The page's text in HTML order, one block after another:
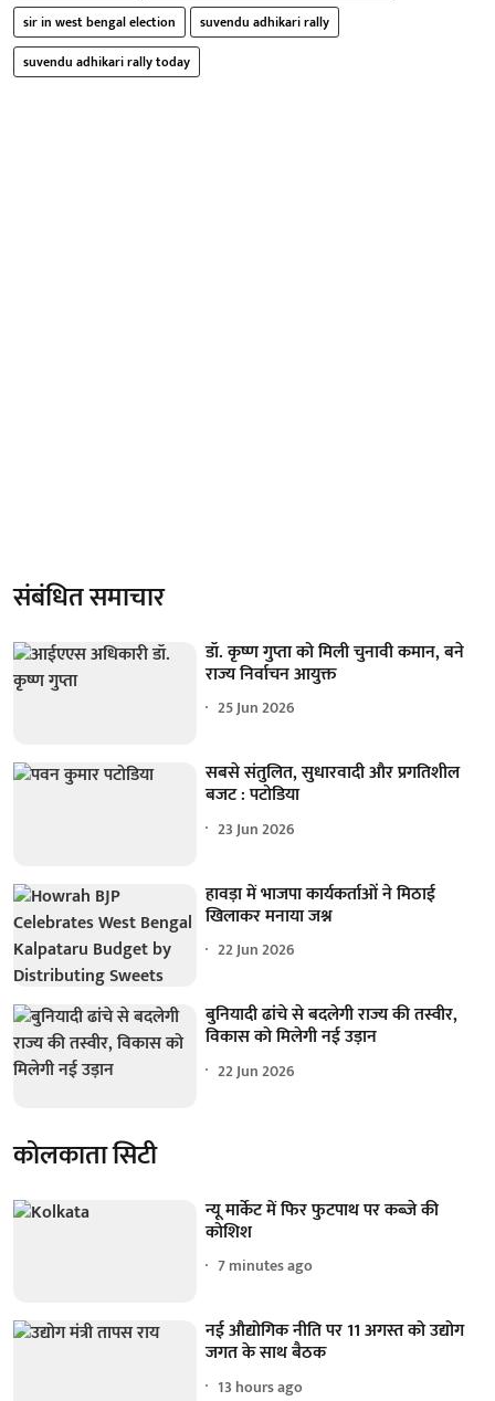
sir in west bengal election
suvendu adhikari rally
suvendu adhikari rally today
संबंधित समाचार
डॉ. कृष्ण गुप्ता को मिली चुनावी कमान, बने
राज्य निर्वाचन आयुक्त
25 Jun 2026
सबसे संतुलित, सुधारवादी और प्रगतिशील
बजट : पटोडिया
23 Jun 2026
हावड़ा में भाजपा कार्यकर्ताओं ने मिठाई
खिलाकर मनाया जश्न
22 Jun 2026
बुनियादी ढांचे से बदलेगी राज्य की तस्वीर,
विकास को मिलेगी नई उड़ान
22 Jun 2026
कोलकाता सिटी
न्यू मार्केट में फिर फुटपाथ पर कब्जे की
कोशिश
7 minutes ago
नई औद्योगिक नीति पर 11 अगस्त को उद्योग
जगत के साथ बैठक
13 hours ago